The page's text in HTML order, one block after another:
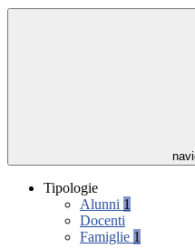
Tipologie
Alunni 1
Docenti
Famiglie 1